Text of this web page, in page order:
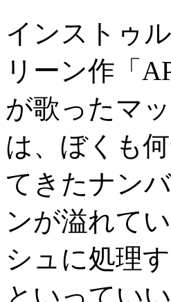
インストゥ
リーン作「
が歌ったマ
は、ぼくも
てきたナン
ンが溢れて
シュに処理
といってい